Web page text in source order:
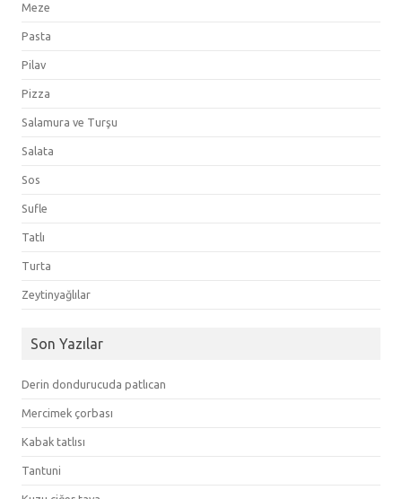
Meze
Pasta
Pilav
Pizza
Salamura ve Turşu
Salata
Sos
Sufle
Tatlı
Turta
Zeytinyağlılar
Son Yazılar
Derin dondurucuda patlıcan
Mercimek çorbası
Kabak tatlısı
Tantuni